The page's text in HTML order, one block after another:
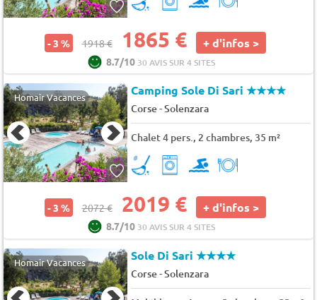
- 3 % 1918 € 1865 € + d'infos >
8.7/10 30 AVIS SUR 4 SITES
Homair Vacances Camping Sole Di Sari★★★★
Corse-Solenzara
Chalet 4 pers., 2 chambres, 35 m²
- 3 % 2072 € 2019 € + d'infos >
8.7/10 30 AVIS SUR 4 SITES
Homair Vacances Sole Di Sari★★★★
Corse-Solenzara